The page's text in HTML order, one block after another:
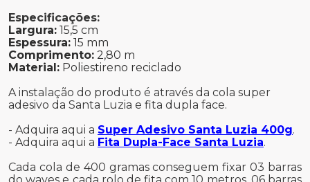
Especificações:
Largura: 15,5 cm
Espessura: 15 mm
Comprimento: 2,80 m
Material: Poliestireno reciclado
A instalação do produto é através da cola super
adesivo da Santa Luzia e fita dupla face.
- Adquira aqui a Super Adesivo Santa Luzia 400g.
- Adquira aqui a Fita Dupla-Face Santa Luzia.
Cada cola de 400 gramas conseguem fixar 03 barras